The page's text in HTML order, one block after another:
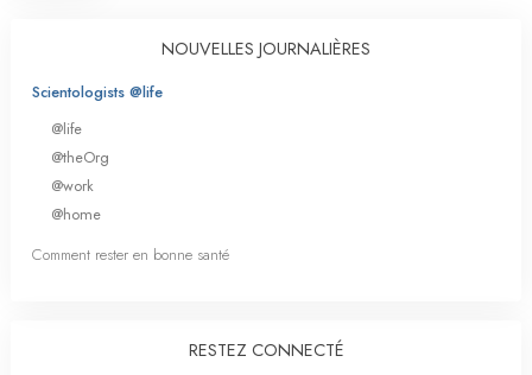
NOUVELLES JOURNALIÈRES
Scientologists @life
@life
@theOrg
@work
@home
Comment rester en bonne santé
RESTEZ CONNECTÉ